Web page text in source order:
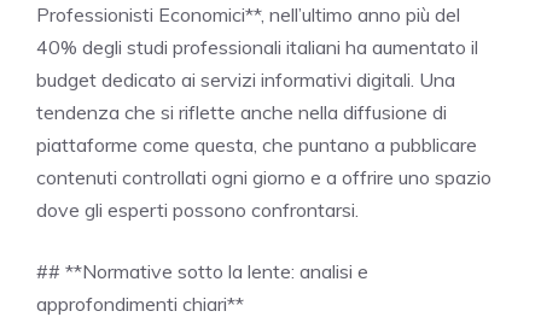
Professionisti Economici**, nell’ultimo anno più del
40% degli studi professionali italiani ha aumentato il
budget dedicato ai servizi informativi digitali. Una
tendenza che si riflette anche nella diffusione di
piattaforme come questa, che puntano a pubblicare
contenuti controllati ogni giorno e a offrire uno spazio
dove gli esperti possono confrontarsi.
## **Normative sotto la lente: analisi e
approfondimenti chiari**